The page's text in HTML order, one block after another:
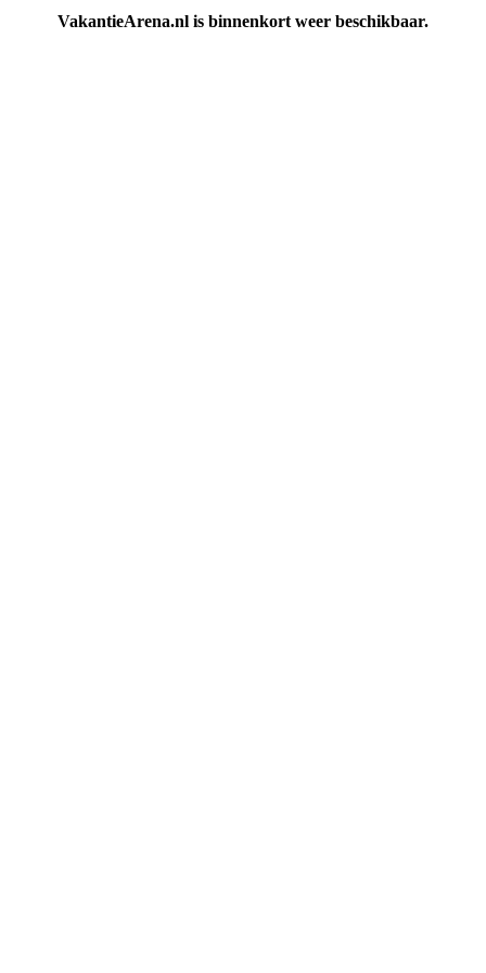
VakantieArena.nl is binnenkort weer beschikbaar.